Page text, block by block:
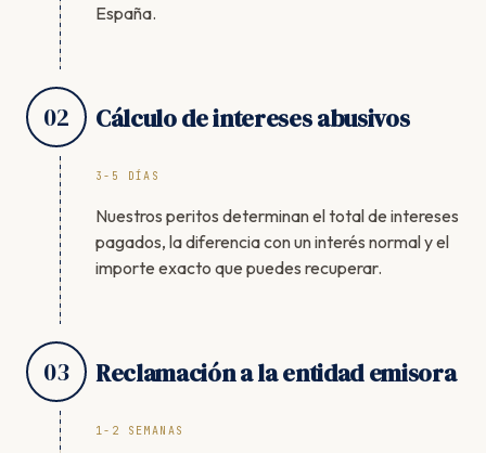
España.
02 Cálculo de intereses abusivos
3-5 DÍAS
Nuestros peritos determinan el total de intereses
pagados, la diferencia con un interés normal y el
importe exacto que puedes recuperar.
03 Reclamación a la entidad emisora
1-2 SEMANAS